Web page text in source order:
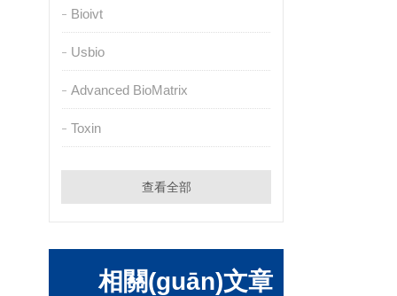
Bioivt
Usbio
Advanced BioMatrix
Toxin
查看全部
相關(guān)文章